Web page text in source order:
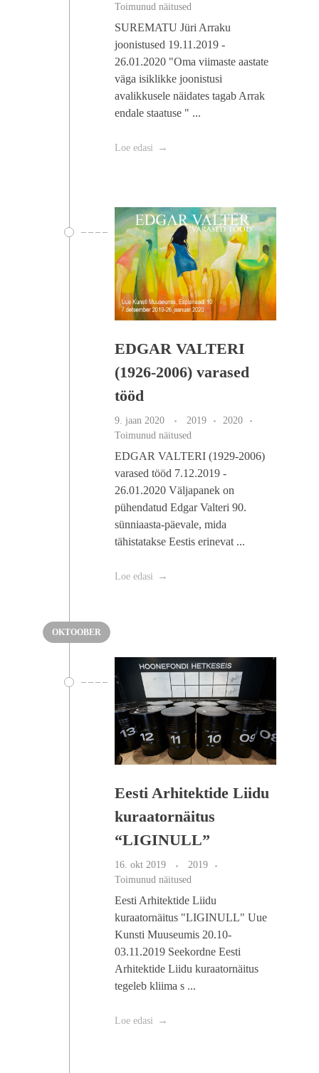
Toimunud näitused
SUREMATU Jüri Arraku
joonistused 19.11.2019 -
26.01.2020 "Oma viimaste aastate
väga isiklikke joonistusi
avalikkusele näidates tagab Arrak
endale staatuse " ...
Loe edasi
EDGAR VALTERI
(1926-2006) varased
tööd
9. jaan 2020 2019
2020
Toimunud näitused
EDGAR VALTERI (1929-2006)
varased tööd 7.12.2019 -
26.01.2020 Väljapanek on
pühendatud Edgar Valteri 90.
sünniaasta-päevale, mida
tähistatakse Eestis erinevat ...
Loe edasi
OKTOOBER
Eesti Arhitektide Liidu
kuraatornäitus
“LIGINULL”
16. okt 2019
2019
Toimunud näitused
Eesti Arhitektide Liidu
kuraatornäitus "LIGINULL" Uue
Kunsti Muuseumis 20.10-
03.11.2019 Seekordne Eesti
Arhitektide Liidu kuraatornäitus
tegeleb kliima s ...
Loe edasi